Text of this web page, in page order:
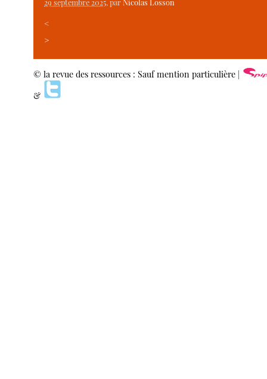
29 septembre 2025, par Nicolas Losson
<
>
© la revue des ressources : Sauf mention particulière |
&